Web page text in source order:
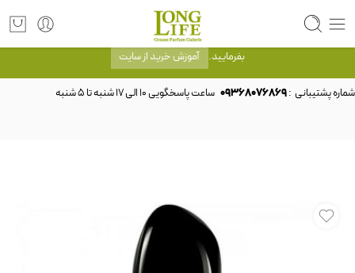
توجه! برند لانگ لایف رایحه های معروف را با شیشه و بسته بندی خود شرکت لانگ لایف
عرضه می کند.که با انتخاب حجم هر ادکلنی می توانید شیشه و بسته بندی را ملاحظه
بفرمایید. آموزش خرید از سایت
شماره پشتیبانی :09368076869